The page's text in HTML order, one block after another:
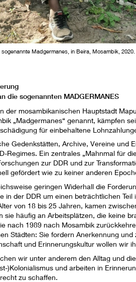
Madgermanes, in Beira, Mosambik,
die sogenannten MADGERMANES
der mosambikanischen Hauptstadt
„Madgermanes“ genannt, kämpfen
für einbehaltene
Gedenkstätten, Archive, Vereine und
Regimes. Ein zentrales „Mahnmal für
zur DDR und zur
gefördert wie zu keiner anderen
geringen Widerhall die
in der DDR um einen beträchtlichen
von 18 bis 25 Jahren, kamen
sie häufig an Arbeitsplätzen, die keine
nach 1989 nach Mosambik
Städten: Sie fordern Anerkennung
und Erinnerungskultur wollen wir
wir unter anderem den Alltag und
)Kolonialismus und arbeiten in
zu schaffen.